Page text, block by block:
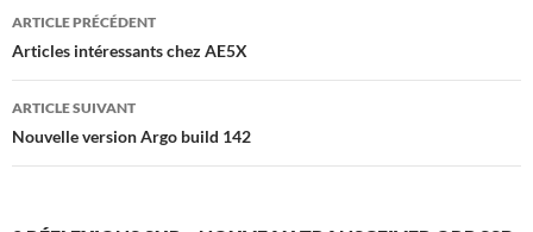
Navigation
des
articles
ARTICLE PRÉCÉDENT
Articles intéressants chez AE5X
ARTICLE SUIVANT
Nouvelle version Argo build 142